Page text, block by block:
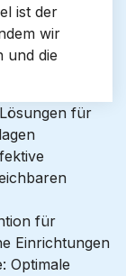
ist der
wir
und die
für
für
Einrichtungen
Optimale